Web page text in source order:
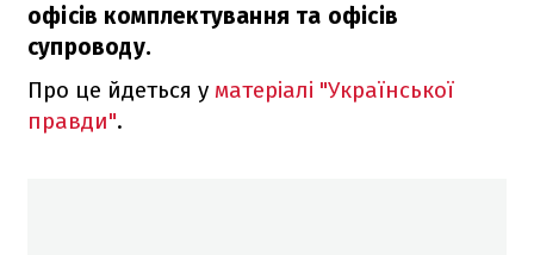
офісів комплектування та офісів
супроводу.
Про це йдеться у матеріалі "Української
правди".